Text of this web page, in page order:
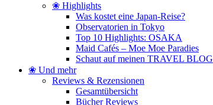
❀ Highlights
Was kostet eine Japan-Reise?
Observatorien in Tokyo
Top 10 Highlights: OSAKA
Maid Cafés – Moe Moe Paradies
Schaut auf meinen TRAVEL BLOG
❀ Und mehr
Reviews & Rezensionen
Gesamtübersicht
Bücher Reviews